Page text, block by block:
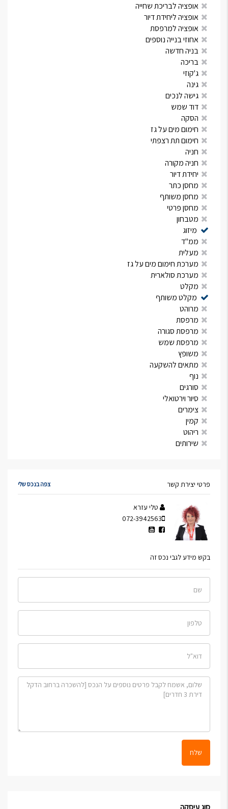
אופציה לבריכת שחייה
אופציה ליחידת דיור
אופציה למרפסת
אחוזי בנייה נוספים
בניה חדשה
בריכה
ג'קוזי
גינה
גישה לנכים
דוד שמש
הסקה
חימום מים על גז
חימום תת רצפתי
חניה
חניה מקורה
יחידת דיור
מחסן כתר
מחסן משותף
מחסן פרטי
מטבחון
מיזוג
ממ"ד
מעלית
מערכת חימום מים על גז
מערכת סולארית
מקלט
מקלט משותף
מרוהט
מרפסת
מרפסת סגורה
מרפסת שמש
משופץ
מתאים להשקעה
נוף
סורגים
סיור וירטואלי
צימרים
קמין
ריהוט
שירותים
פרטי יצירת קשר צפה בנכס שלי
טלי עזרא
072-3942563
בקש מידע לגבי נכס זה
שלח